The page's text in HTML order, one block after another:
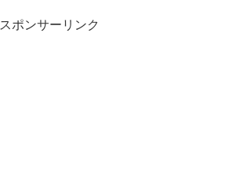
スポンサーリンク